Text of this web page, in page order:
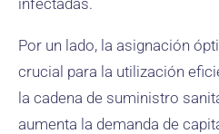
infectadas.
Por un lado, la asignación
crucial para la utilización
la cadena de suministro
aumenta la demanda de